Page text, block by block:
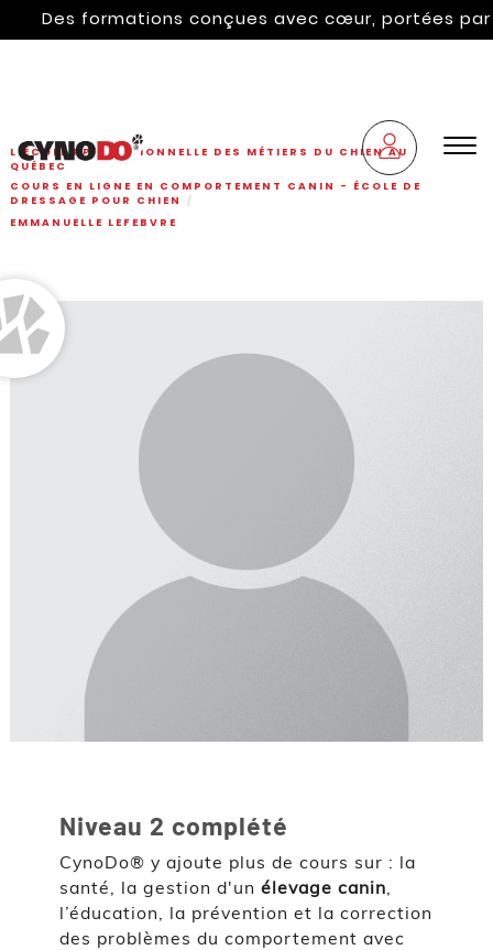
Des formations conçues avec cœur, portées par
L'ÉCOLE PROFESSIONNELLE DES MÉTIERS DU CHIEN AU
QUÉBEC
COURS EN LIGNE EN COMPORTEMENT CANIN - ÉCOLE DE
DRESSAGE POUR CHIEN
EMMANUELLE LEFEBVRE
Niveau 2 complété
CynoDo® y ajoute plus de cours sur : la
santé, la gestion d'un élevage canin,
l’éducation, la prévention et la correction
des problèmes du comportement avec